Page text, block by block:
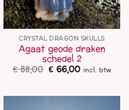
CRYSTAL DRAGON SKULLS
Agaat geode draken
schedel 2
€88,00 Oorspronkelijke
prijs
€ 66,00Huidige
prijs
incl. btw